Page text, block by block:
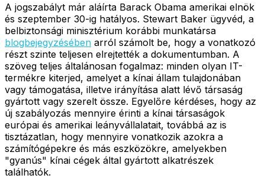
A jogszabályt már aláírta Barack Obama amerikai elnök
és szeptember 30-ig hatályos. Stewart Baker ügyvéd, a
belbiztonsági minisztérium korábbi munkatársa
blogbejegyzésében arról számolt be, hogy a vonatkozó
részt szinte teljesen elrejtették a dokumentumban. A
szöveg teljes általánosan fogalmaz: minden olyan IT-
termékre kiterjed, amelyet a kínai állam tulajdonában
vagy támogatása, illetve irányítása alatt lévő társaság
gyártott vagy szerelt össze. Egyelőre kérdéses, hogy az
új szabályozás mennyire érinti a kínai társaságok
európai és amerikai leányvállalatait, továbbá az is
tisztázatlan, hogy mennyire vonatkozik azokra a
számítógépekre és más eszközökre, amelyekben
"gyanús" kínai cégek által gyártott alkatrészek
találhatók.